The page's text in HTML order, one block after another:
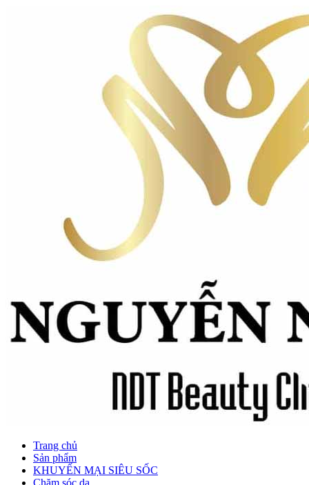
Trang chủ
Sản phẩm
KHUYẾN MẠI SIÊU SỐC
Chăm sóc da